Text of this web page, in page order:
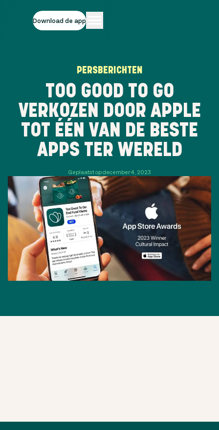
Download de app
PERSBERICHTEN
TOO GOOD TO GO
VERKOZEN DOOR APPLE
TOT ÉÉN VAN DE BESTE
APPS TER WERELD
Geplaatst op december 4, 2023